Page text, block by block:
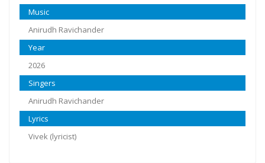
Music
Anirudh Ravichander
Year
2026
Singers
Anirudh Ravichander
Lyrics
Vivek (lyricist)